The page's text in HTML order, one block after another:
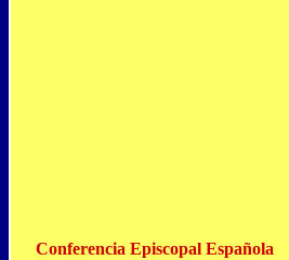
Conferencia Episcopal Española